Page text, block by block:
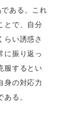
ある。これ
とで、自分
らい誘惑さ
に振り返っ
服するとい
身の対応力
る。